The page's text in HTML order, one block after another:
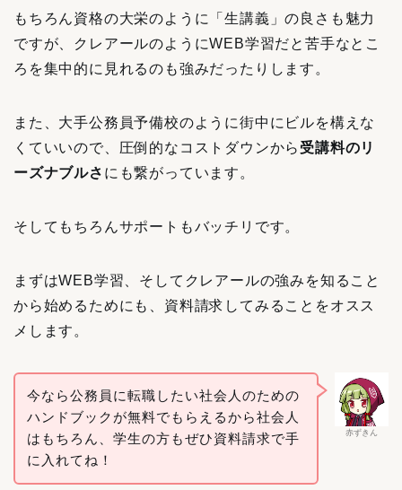
もちろん資格の大栄のように「生講義」の良さも魅力
ですが、クレアールのようにWEB学習だと苦手なとこ
ろを集中的に見れるのも強みだったりします。
また、大手公務員予備校のように街中にビルを構えな
くていいので、圧倒的なコストダウンから 受講料のリ
ーズナブルさ にも繋がっています。
そしてもちろんサポートもバッチリです。
まずはWEB学習、そしてクレアールの強みを知ること
から始めるためにも、資料請求してみることをオスス
メします。
赤ずきん
今なら公務員に転職したい社会人のための
ハンドブックが無料でもらえるから社会人
はもちろん、学生の方もぜひ資料請求で手
に入れてね！